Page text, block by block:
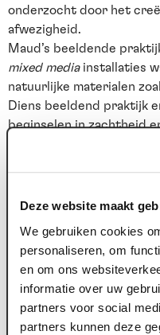
Deze website maakt
We gebruiken cookies
personaliseren, om
en om ons
informatie over uw
partners voor social
partners kunnen deze
onderzocht door het
afwezigheid.
Maud’s beeldende
mixed media installaties
natuurlijke materialen
Diens beeldend praktijk
beginselen in zachtheid
heen is hun
vooral belangrijk om
wij zullen wachten op
gaat.
Sarah Soethoudt is
Haar werk wordt
locatiewerk en de